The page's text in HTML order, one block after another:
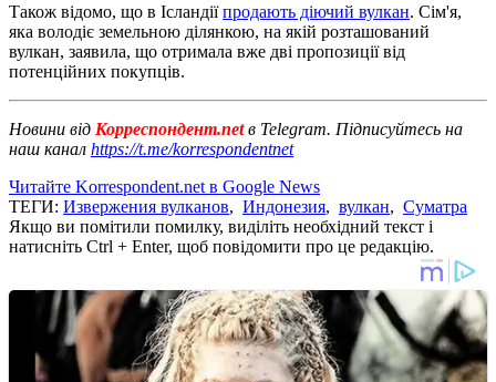
Також відомо, що в Ісландіїпродають діючий вулкан. Сім'я,
яка володіє земельною ділянкою, на якій розташований
вулкан, заявила, що отримала вже дві пропозиції від
потенційних покупців.
Новини від Корреспондент.netв Telegram. Підписуйтесь на
наш канал https://t.me/korrespondentnet
Читайте Korrespondent.net в Google News
ТЕГИ: Извержения вулканов, Индонезия, вулкан, Суматра
Якщо ви помітили помилку, виділіть необхідний текст і
натисніть Ctrl + Enter, щоб повідомити про це редакцію.